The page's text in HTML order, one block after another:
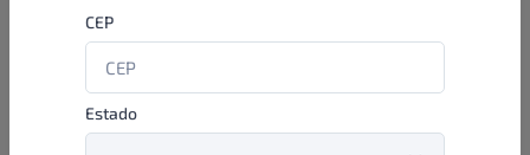
CEP
Estado
aproveitar as promoções e ofertas direto das indústrias de
beleza e higiene em nossa plataforma. E o melhor: você continua
comprando de seus distribuidores parceiros e encontra novos
distribuidores para comprar cada vez com mais praticidade e
agilidade. Aproveite!